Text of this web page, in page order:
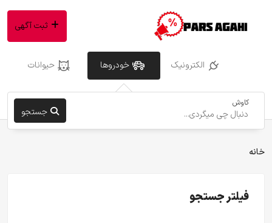
الکترونیک خودروها حیوانات
کاوش
جستجو
ثبت آگهی
خانه
فیلتر جستجو